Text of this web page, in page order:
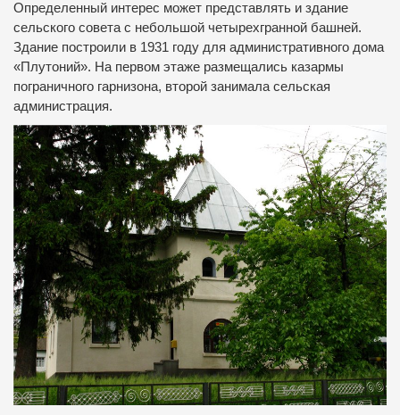
Определенный интерес может представлять и здание
сельского совета с небольшой четырехгранной башней.
Здание построили в 1931 году для административного дома
«Плутоний». На первом этаже размещались казармы
пограничного гарнизона, второй занимала сельская
администрация.